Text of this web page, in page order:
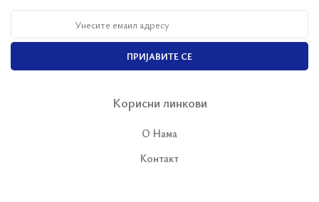
ПРИЈАВИТЕ СЕ
Корисни линкови
О Нама
Контакт